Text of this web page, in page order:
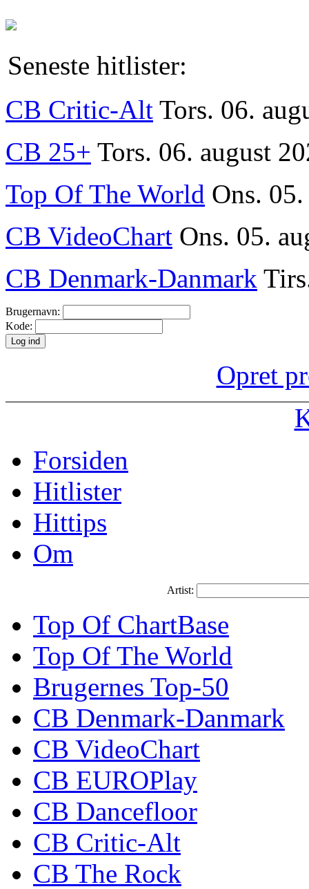
Seneste hitlister:
CB Critic-Alt Tors. 06.
CB 25+ Tors. 06. august
Top Of The World Ons.
CB VideoChart Ons. 05.
CB Denmark-Danmark
Brugernavn:
Kode:
Opret
Forsiden
Hitlister
Hittips
Om
Artist:
Top Of ChartBase
Top Of The World
Brugernes Top-50
CB Denmark-Danmark
CB VideoChart
CB EUROPlay
CB Dancefloor
CB Critic-Alt
CB The Rock